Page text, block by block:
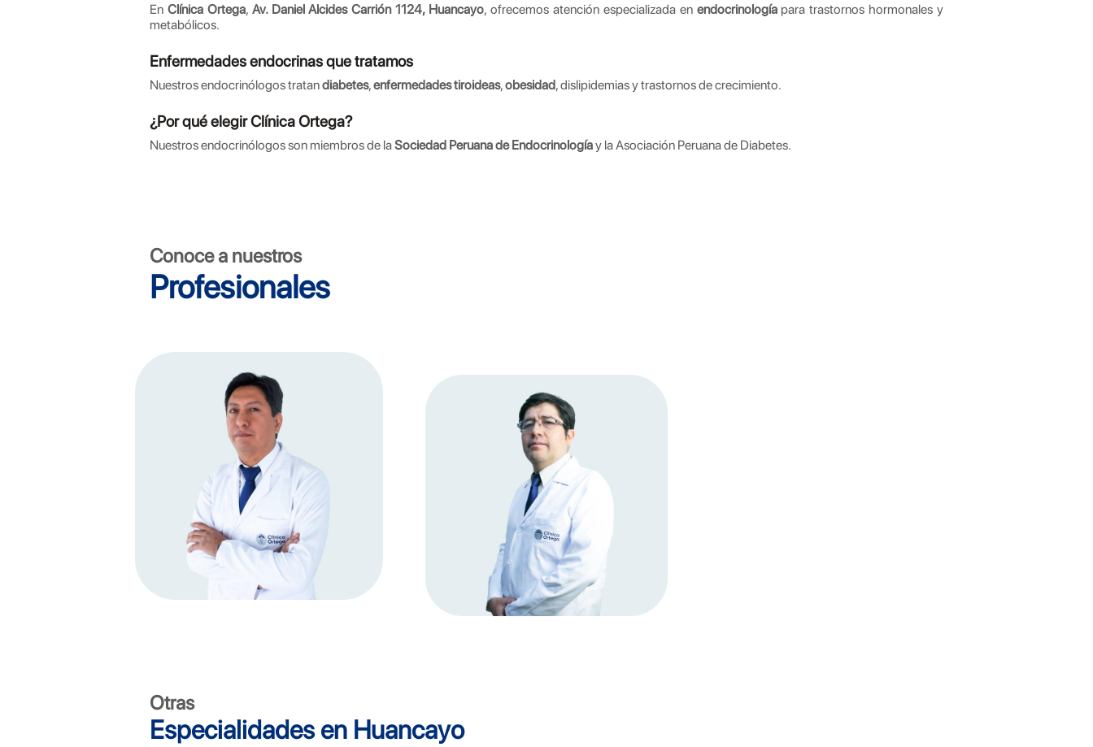
En Clínica Ortega, Av. Daniel Alcides Carrión 1124, Huancayo, ofrecemos atención especializada en endocrinologíapara trastornos hormonales y
metabólicos.
Enfermedades endocrinas que tratamos
Nuestros endocrinólogos tratandiabetes,enfermedades tiroideas,obesidad, dislipidemias y trastornos de crecimiento.
¿Por qué elegir Clínica Ortega?
Nuestros endocrinólogos son miembros de laSociedad Peruana de Endocrinologíay la Asociación Peruana de Diabetes.
Conoce a nuestros
Profesionales
Otras
Especialidades en Huancayo